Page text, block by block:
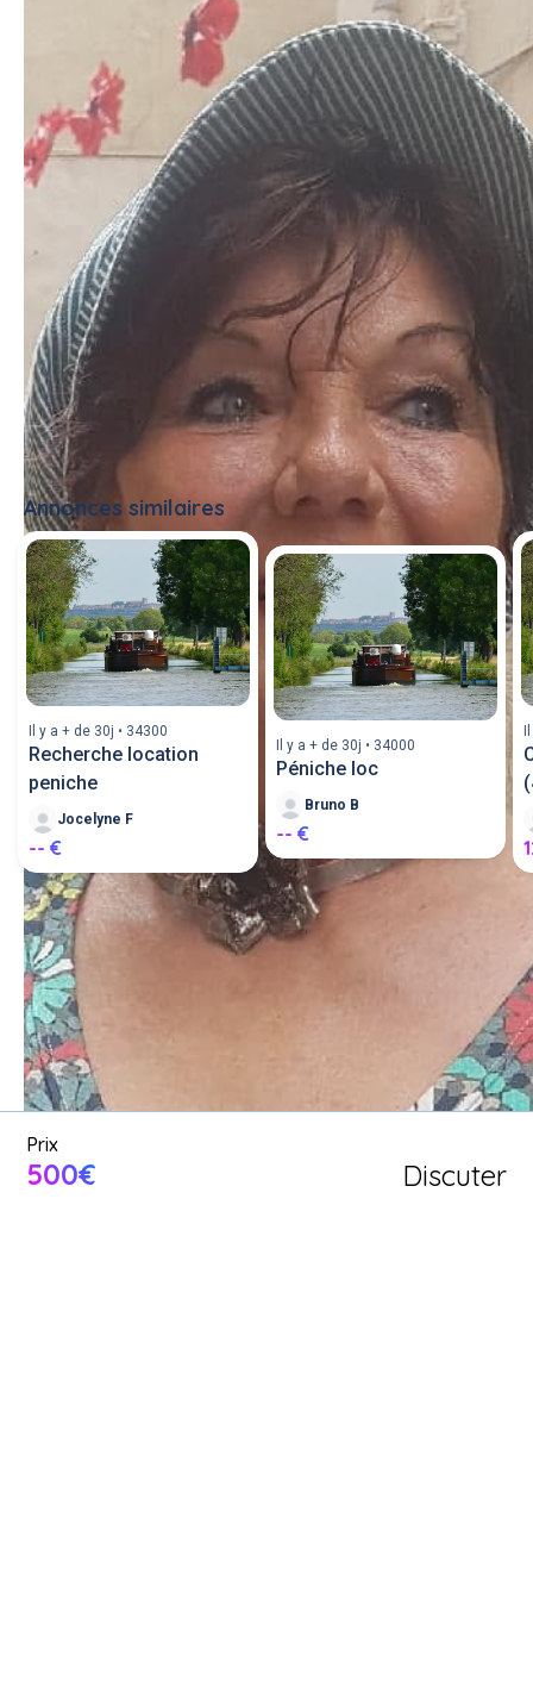
Discuter
Prix
500€
des vacances inoubliables.
Annonces similaires Tout voir
Il y a + de 30j • 34300
Recherche location
peniche
Jocelyne F
-- €
Il y a + de 30j • 34000
Péniche loc
Bruno B
-- €
Louer un bateau entre
particuliers ou proposer un
bateau en location.